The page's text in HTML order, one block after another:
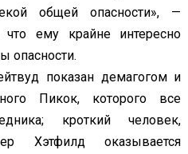
общей опасности», —
ему крайне интересно
опасности.
показан демагогом и
Пикок, которого все
кроткий человек,
Хэтфилд оказывается